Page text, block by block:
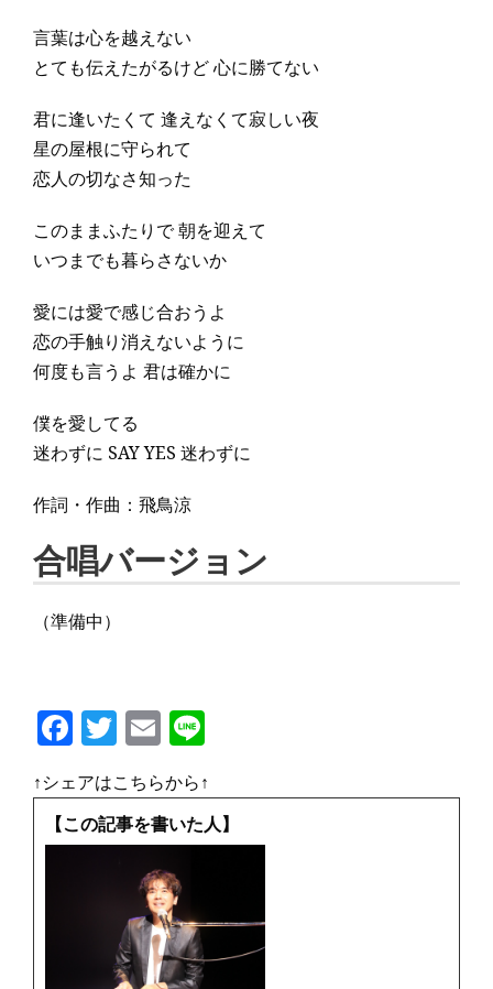
言葉は心を越えない
とても伝えたがるけど 心に勝てない
君に逢いたくて 逢えなくて寂しい夜
星の屋根に守られて
恋人の切なさ知った
このままふたりで 朝を迎えて
いつまでも暮らさないか
愛には愛で感じ合おうよ
恋の手触り消えないように
何度も言うよ 君は確かに
僕を愛してる
迷わずに SAY YES 迷わずに
作詞・作曲：飛鳥涼
合唱バージョン
（準備中）
F
c
e
T
w
it
te
E
m
ai
l
e
↑シェアはこちらから↑
【この記事を書いた人】